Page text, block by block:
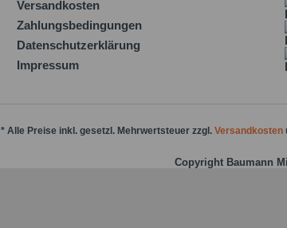
Versandkosten
Zahlungsbedingungen
Datenschutzerklärung
Impressum
* Alle Preise inkl. gesetzl. Mehrwertsteuer zzgl. Versandkosten
Copyright Baumann